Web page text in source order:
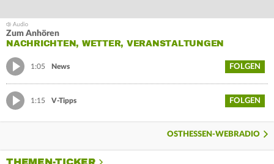
Zum Anhören
NACHRICHTEN, WETTER, VERANSTALTUNGEN
1:05 News FOLGEN
1:15 V-Tipps FOLGEN
OSTHESSEN-WEBRADIO